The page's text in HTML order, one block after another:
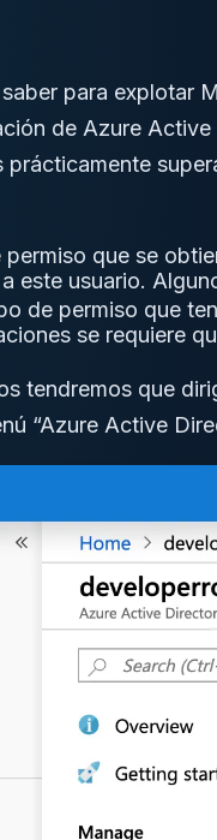
para explotar
de Azure
que se
este usuario.
de permiso que
se requiere
tendremos que
“Azure Active